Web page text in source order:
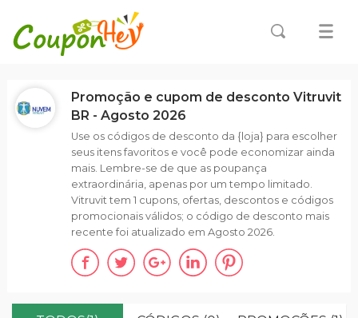
Promoção e cupom de desconto Vitruvit
BR - Agosto 2026
Use os códigos de desconto da {loja} para escolher
seus itens favoritos e você pode economizar ainda
mais. Lembre-se de que as poupança
extraordinária, apenas por um tempo limitado.
Vitruvit tem 1 cupons, ofertas, descontos e códigos
promocionais válidos; o código de desconto mais
recente foi atualizado em Agosto 2026.